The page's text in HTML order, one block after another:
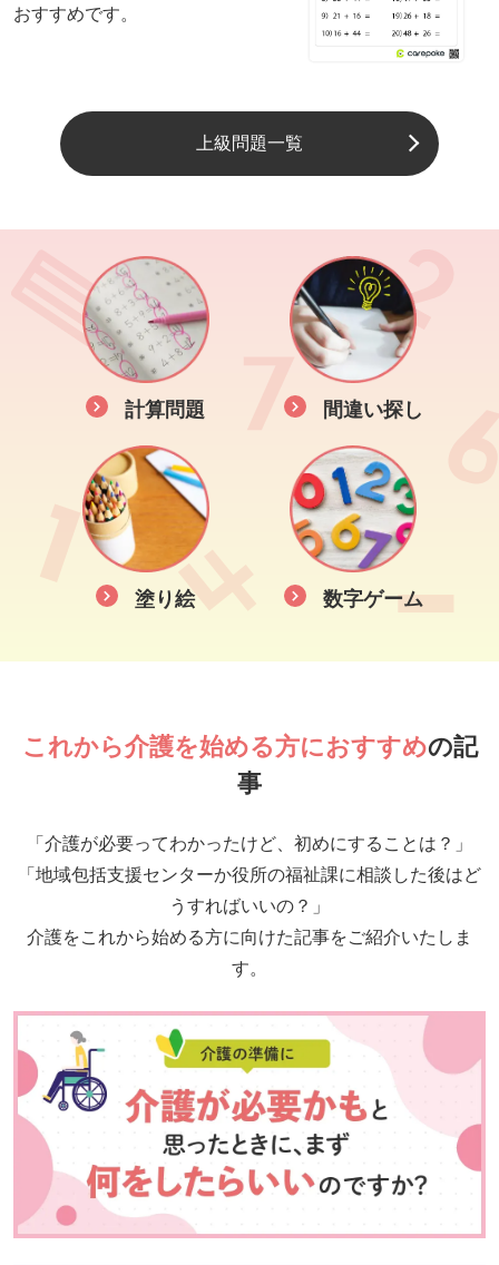
おすすめです。
上級問題一覧
計算問題 間違い探し
塗り絵 数字ゲーム
これから介護を始める方におすすめの記
事
「介護が必要ってわかったけど、初めにすることは？」
「地域包括支援センターか役所の福祉課に相談した後はど
うすればいいの？」
介護をこれから始める方に向けた記事をご紹介いたしま
す。